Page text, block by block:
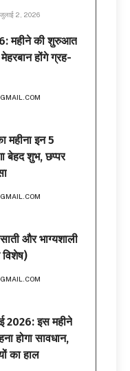
जुलाई 2, 2026
महीने की शुरुआत
होंगे ग्रह-
महीना इन 5
बेहद शुभ, छप्पर
और भाग्यशाली
विशेष)
2026: इस महीने
होगा सावधान,
का हाल